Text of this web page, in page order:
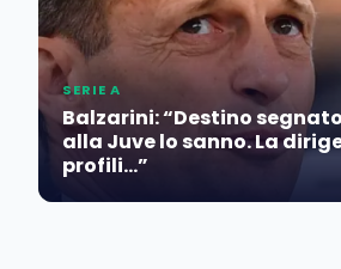
SERIE A
Balzarini: “Destino
alla Juve lo sanno. La
profili…”